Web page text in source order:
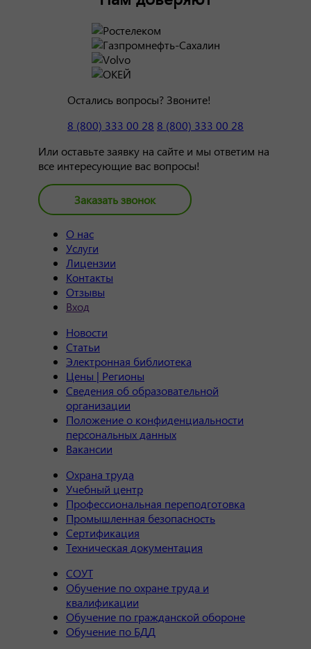
Остались вопросы? Звоните!
8 (800) 333 00 28 8 (800) 333 00 28
Или оставьте заявку на сайте и мы ответим на
все интересующие вас вопросы!
Заказать звонок
О нас
Услуги
Лицензии
Контакты
Отзывы
Вход
Новости
Статьи
Электронная библиотека
Цены | Регионы
Сведения об образовательной
организации
Положение о конфиденциальности
персональных данных
Вакансии
Охрана труда
Учебный центр
Профессиональная переподготовка
Промышленная безопасность
Сертификация
Техническая документация
СОУТ
Обучение по охране труда и
квалификации
Обучение по гражданской обороне
Обучение по БДД